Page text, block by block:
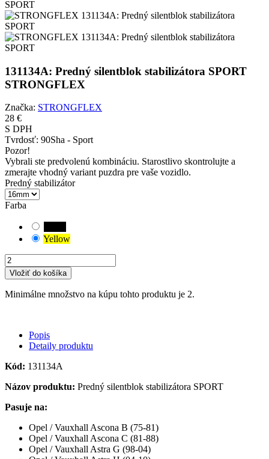
131134A: Predný silentblok stabilizátora SPORT
STRONGFLEX
Značka: STRONGFLEX
28 €
S DPH
Tvrdosť: 90Sha - Sport
Pozor!
Vybrali ste predvolenú kombináciu. Starostlivo skontrolujte a
zmerajte vhodný variant puzdra pre vaše vozidlo.
Predný stabilizátor
Farba
Yellow
Vložiť do košíka
Minimálne množstvo na kúpu tohto produktu je 2.
Popis
Detaily produktu
Kód: 131134A
Názov produktu: Predný silentblok stabilizátora SPORT
Pasuje na:
Opel / Vauxhall Ascona B (75-81)
Opel / Vauxhall Ascona C (81-88)
Opel / Vauxhall Astra G (98-04)